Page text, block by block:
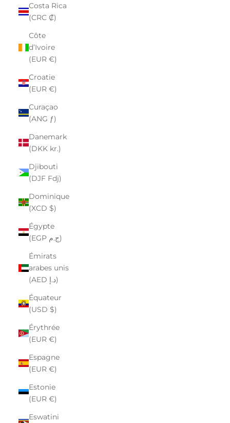
Costa Rica
(CRC ₡)
Côte
d’Ivoire
(EUR €)
Croatie
(EUR €)
Curaçao
(ANG ƒ)
Danemark
(DKK kr.)
Djibouti
(DJF Fdj)
Dominique
(XCD $)
Égypte
(EGP ج.م)
Émirats
arabes unis
(AED د.إ)
Équateur
(USD $)
Érythrée
(EUR €)
Espagne
(EUR €)
Estonie
(EUR €)
Eswatini